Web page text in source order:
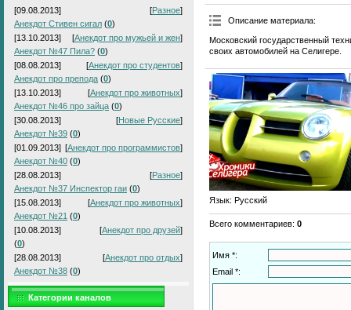
[09.08.2013] [Разное]
Анекдот Стивен сигал (0)
[13.10.2013]
[Анекдот про мужьей и жен]
Анекдот №47 Пила? (0)
[08.08.2013]
[Анекдот про студентов]
Анекдот про препода (0)
[13.10.2013]
[Анекдот про животных]
Анекдот №46 про зайца (0)
[30.08.2013]
[Новые Русские]
Анекдот №39 (0)
[01.09.2013] [Анекдот про программистов]
Анекдот №40 (0)
[28.08.2013]
[Разное]
Анекдот №37 Инспектор гаи (0)
[15.08.2013]
[Анекдот про животных]
Анекдот №21 (0)
[10.08.2013]
[Анекдот про друзей]
(0)
[28.08.2013]
[Анекдот про отдых]
Анекдот №38 (0)
Категории каналов
Описание материала:
Московский государственный
своих автомобилей на Селигере.
Язык: Русский
Всего комментариев: 0
Имя *:
Email *: